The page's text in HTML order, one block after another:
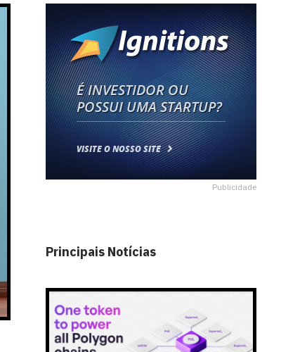
Publicidade
Principais Notícias